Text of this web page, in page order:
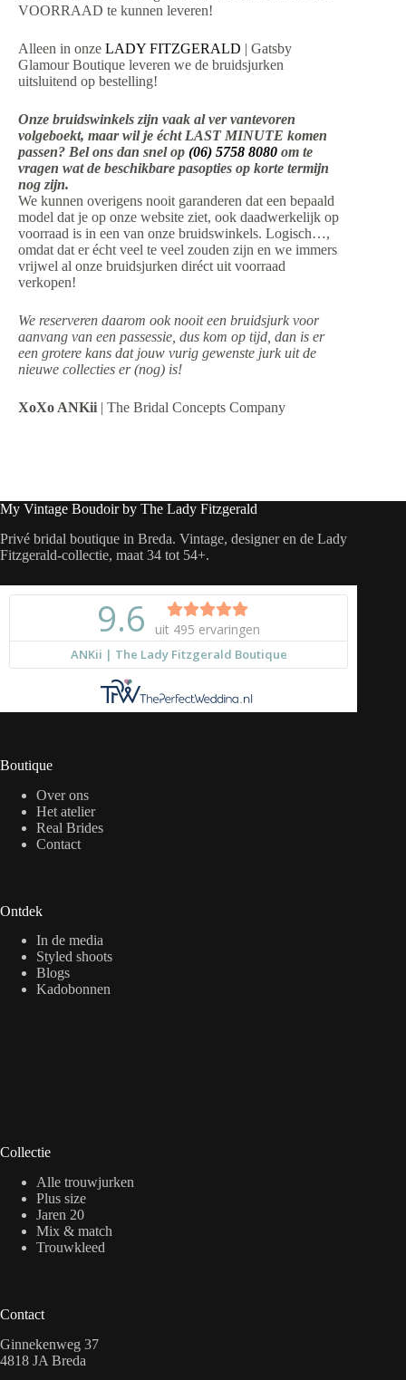
VOORRAAD te kunnen leveren!
Alleen in onze LADY FITZGERALD | Gatsby
Glamour Boutique leveren we de bruidsjurken
uitsluitend op bestelling!
Onze bruidswinkels zijn vaak al ver vantevoren
volgeboekt, maar wil je écht LAST MINUTE komen
passen? Bel ons dan snel op (06) 5758 8080 om te
vragen wat de beschikbare pasopties op korte termijn
nog zijn.
We kunnen overigens nooit garanderen dat een bepaald
model dat je op onze website ziet, ook daadwerkelijk op
voorraad is in een van onze bruidswinkels. Logisch…,
omdat dat er écht veel te veel zouden zijn en we immers
vrijwel al onze bruidsjurken diréct uit voorraad
verkopen!
We reserveren daarom ook nooit een bruidsjurk voor
aanvang van een passessie, dus kom op tijd, dan is er
een grotere kans dat jouw vurig gewenste jurk uit de
nieuwe collecties er (nog) is!
XoXo ANKii | The Bridal Concepts Company
My Vintage Boudoir by The Lady Fitzgerald
Privé bridal boutique in Breda. Vintage, designer en de Lady
Fitzgerald-collectie, maat 34 tot 54+.
Boutique
Over ons
Het atelier
Real Brides
Contact
Ontdek
In de media
Styled shoots
Blogs
Kadobonnen
Collectie
Alle trouwjurken
Plus size
Jaren 20
Mix & match
Trouwkleed
Contact
Ginnekenweg 37
4818 JA Breda